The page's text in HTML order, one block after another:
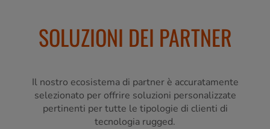
SOLUZIONI DEI PARTNER
Il nostro ecosistema di partner è accuratamente
selezionato per offrire soluzioni personalizzate
pertinenti per tutte le tipologie di clienti di
tecnologia rugged.